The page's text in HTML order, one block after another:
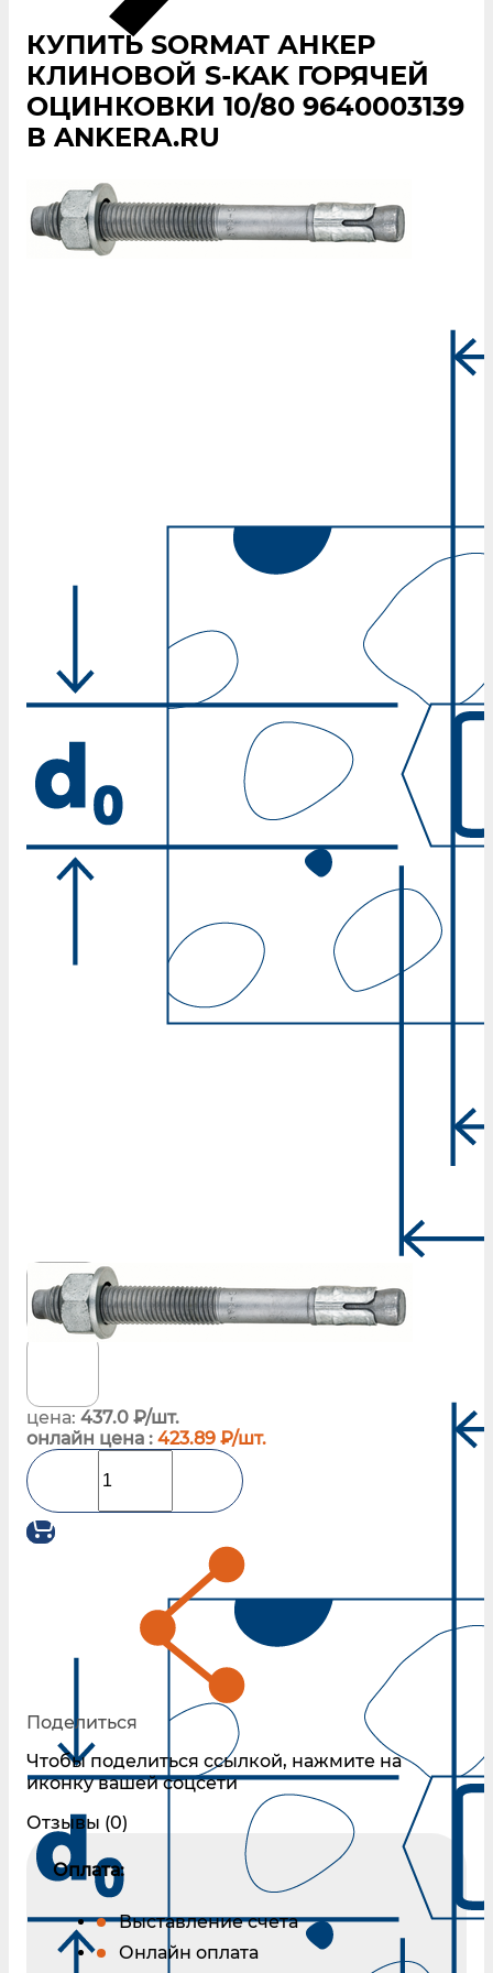
КУПИТЬ SORMAT АНКЕР
КЛИНОВОЙ S‑KAK ГОРЯЧЕЙ
ОЦИНКОВКИ 10/80 9640003139
В ANKERA.RU
цена: 437.0 ₽/шт.
онлайн цена : 423.89 ₽/шт.
Поделиться
Чтобы поделиться ссылкой, нажмите на
иконку вашей соцсети
Отзывы (0)
Оплата:
Выставление счета
Онлайн оплата